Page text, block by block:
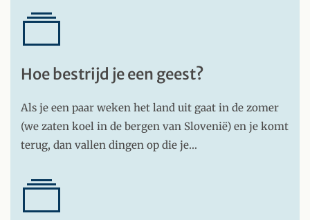
Hoe bestrijd je een geest?
Als je een paar weken het land uit gaat in de zomer
(we zaten koel in de bergen van Slovenië) en je komt
terug, dan vallen dingen op die je…